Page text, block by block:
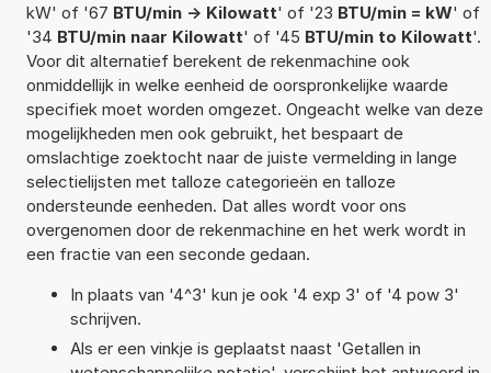
kW' of '67 BTU/min -> Kilowatt' of '23 BTU/min = kW' of
'34 BTU/min naar Kilowatt' of '45 BTU/min to Kilowatt'.
Voor dit alternatief berekent de rekenmachine ook
onmiddellijk in welke eenheid de oorspronkelijke waarde
specifiek moet worden omgezet. Ongeacht welke van deze
mogelijkheden men ook gebruikt, het bespaart de
omslachtige zoektocht naar de juiste vermelding in lange
selectielijsten met talloze categorieën en talloze
ondersteunde eenheden. Dat alles wordt voor ons
overgenomen door de rekenmachine en het werk wordt in
een fractie van een seconde gedaan.
In plaats van '4^3' kun je ook '4 exp 3' of '4 pow 3'
schrijven.
Als er een vinkje is geplaatst naast 'Getallen in